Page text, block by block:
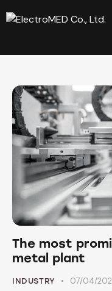
The most
metal plant
INDUSTRY 07/04/